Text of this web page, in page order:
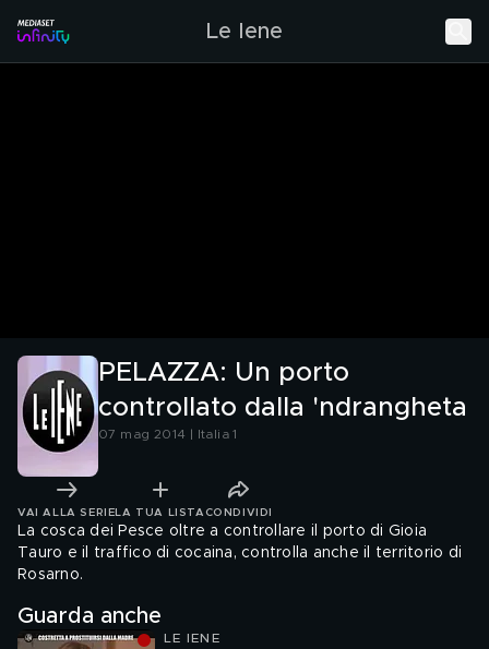
Le Iene
PELAZZA: Un porto
controllato dalla 'ndrangheta
07 mag 2014 | Italia 1
VAI ALLA SERIE LA TUA LISTA CONDIVIDI
La cosca dei Pesce oltre a controllare il porto di Gioia
Tauro e il traffico di cocaina, controlla anche il territorio di
Rosarno.
Guarda anche
LE IENE